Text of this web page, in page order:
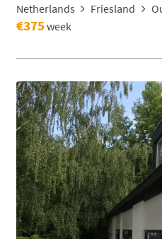
Netherlands
Friesland
€375week